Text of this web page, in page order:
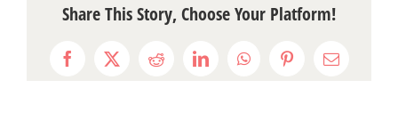
Share This Story, Choose Your Platform!
Facebook
X RedditLinkedInWhatsAppPinterestEmail